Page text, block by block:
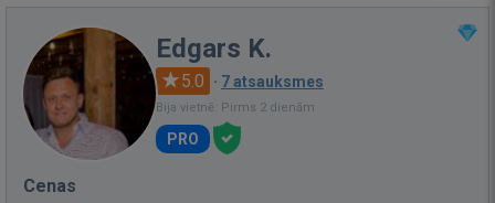
Edgars K.
5.0 · 7 atsauksmes
Bija vietnē: Pirms 2 dienām
PRO
Cenas